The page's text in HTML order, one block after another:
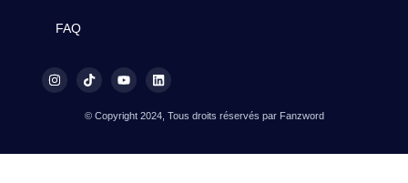
FAQ
© Copyright 2024, Tous droits réservés par Fanzword